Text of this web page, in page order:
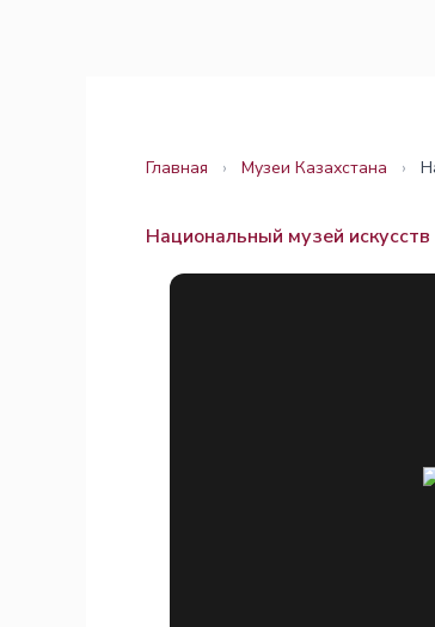
Главная › Музеи Казахстана ›
Национальный музей